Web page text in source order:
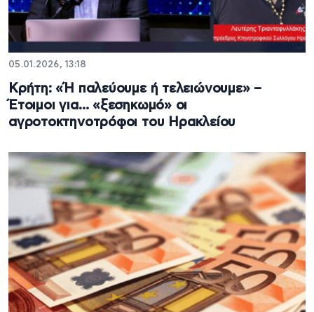
05.01.2026, 13:18
Κρήτη: «Ή παλεύουμε ή τελειώνουμε» –
Έτοιμοι για… «ξεσηκωμό» οι
αγροτοκτηνοτρόφοι του Ηρακλείου